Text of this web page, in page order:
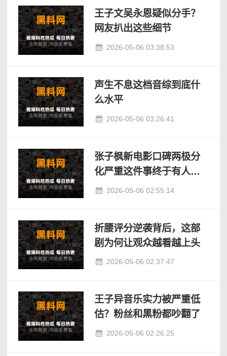
王子文吴永恩疑似分手？
网友扒出这些细节
2026-05-06 03:38:53
声生不息这档音综到底什
么水平
2026-05-06 03:26:41
张子枫新电影口碑两极分
化严重这件事终于有人敢
说了2026-05-06 02:55:14
折腰评分逆袭背后，这部
剧为何让观众越看越上头
2026-05-06 02:37:47
王子异音乐实力被严重低
估？粉丝和黑粉都吵翻了
2026-05-06 02:26:25